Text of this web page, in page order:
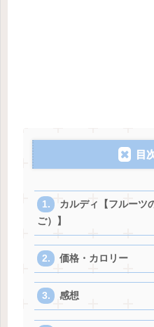
目
カルディ【フルーツ
ご）】
価格・カロリー
感想